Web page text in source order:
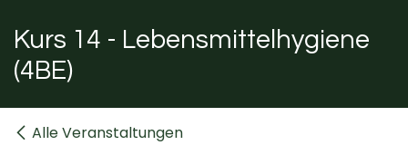
Kurs 14 - Lebensmittelhygiene
(4BE)
Alle Veranstaltungen